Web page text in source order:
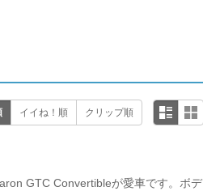
イイね！順 クリップ順
GTC Convertibleが愛車です。ボデ